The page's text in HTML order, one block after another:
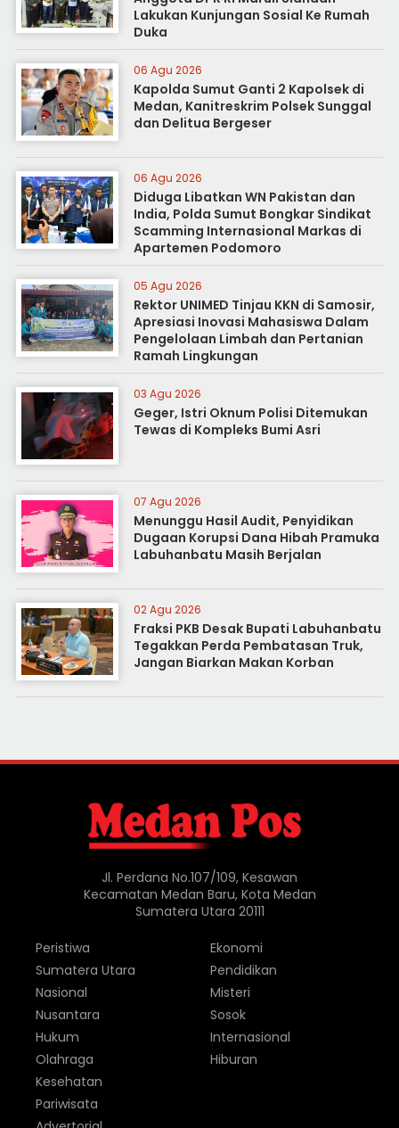
Lakukan Kunjungan Sosial Ke Rumah
Duka
06 Agu 2026
Kapolda Sumut Ganti 2 Kapolsek di
Medan, Kanitreskrim Polsek Sunggal
dan Delitua Bergeser
06 Agu 2026
Diduga Libatkan WN Pakistan dan
India, Polda Sumut Bongkar Sindikat
Scamming Internasional Markas di
Apartemen Podomoro
05 Agu 2026
Rektor UNIMED Tinjau KKN di Samosir,
Apresiasi Inovasi Mahasiswa Dalam
Pengelolaan Limbah dan Pertanian
Ramah Lingkungan
03 Agu 2026
Geger, Istri Oknum Polisi Ditemukan
Tewas di Kompleks Bumi Asri
07 Agu 2026
Menunggu Hasil Audit, Penyidikan
Dugaan Korupsi Dana Hibah Pramuka
Labuhanbatu Masih Berjalan
02 Agu 2026
Fraksi PKB Desak Bupati Labuhanbatu
Tegakkan Perda Pembatasan Truk,
Jangan Biarkan Makan Korban
Jl. Perdana No.107/109, Kesawan
Kecamatan Medan Baru, Kota Medan
Sumatera Utara 20111
Peristiwa
Sumatera Utara
Nasional
Nusantara
Hukum
Olahraga
Ekonomi
Pendidikan
Misteri
Sosok
Internasional
Hiburan
Kesehatan
Pariwisata